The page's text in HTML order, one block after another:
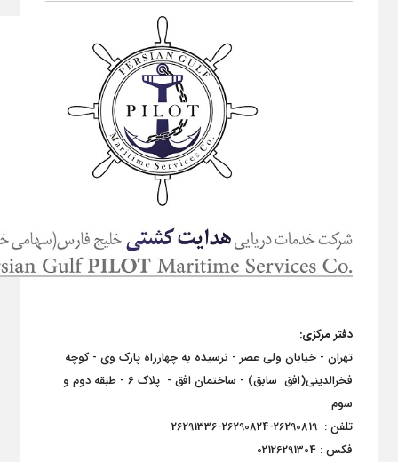
دفتر مرکزی:
تهران - خیابان ولی عصر - نرسیده به چهارراه پارک وی - کوچه
فخرالدینی(افق سابق) - ساختمان افق - پلاک 6 - طبقه دوم و
سوم
تلفن : 26290819-26290824-26291336
فکس : 02126291304